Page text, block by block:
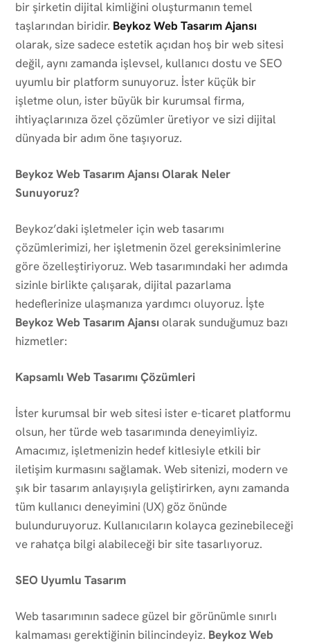
bir şirketin dijital kimliğini oluşturmanın temel
taşlarından biridir. Beykoz Web Tasarım Ajansı
olarak, size sadece estetik açıdan hoş bir web sitesi
değil, aynı zamanda işlevsel, kullanıcı dostu ve SEO
uyumlu bir platform sunuyoruz. İster küçük bir
işletme olun, ister büyük bir kurumsal firma,
ihtiyaçlarınıza özel çözümler üretiyor ve sizi dijital
dünyada bir adım öne taşıyoruz.
Beykoz Web Tasarım Ajansı Olarak Neler
Sunuyoruz?
Beykoz’daki işletmeler için web tasarımı
çözümlerimizi, her işletmenin özel gereksinimlerine
göre özelleştiriyoruz. Web tasarımındaki her adımda
sizinle birlikte çalışarak, dijital pazarlama
hedeflerinize ulaşmanıza yardımcı oluyoruz. İşte
Beykoz Web Tasarım Ajansı olarak sunduğumuz bazı
hizmetler:
Kapsamlı Web Tasarımı Çözümleri
İster kurumsal bir web sitesi ister e-ticaret platformu
olsun, her türde web tasarımında deneyimliyiz.
Amacımız, işletmenizin hedef kitlesiyle etkili bir
iletişim kurmasını sağlamak. Web sitenizi, modern ve
şık bir tasarım anlayışıyla geliştirirken, aynı zamanda
tüm kullanıcı deneyimini (UX) göz önünde
bulunduruyoruz. Kullanıcıların kolayca gezinebileceği
ve rahatça bilgi alabileceği bir site tasarlıyoruz.
SEO Uyumlu Tasarım
Web tasarımının sadece güzel bir görünümle sınırlı
kalmaması gerektiğinin bilincindeyiz. Beykoz Web